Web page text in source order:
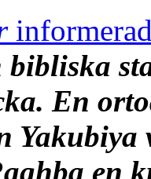
bibliska
En
en